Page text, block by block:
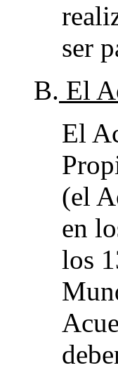
ser
B. El
El
(el
en
los